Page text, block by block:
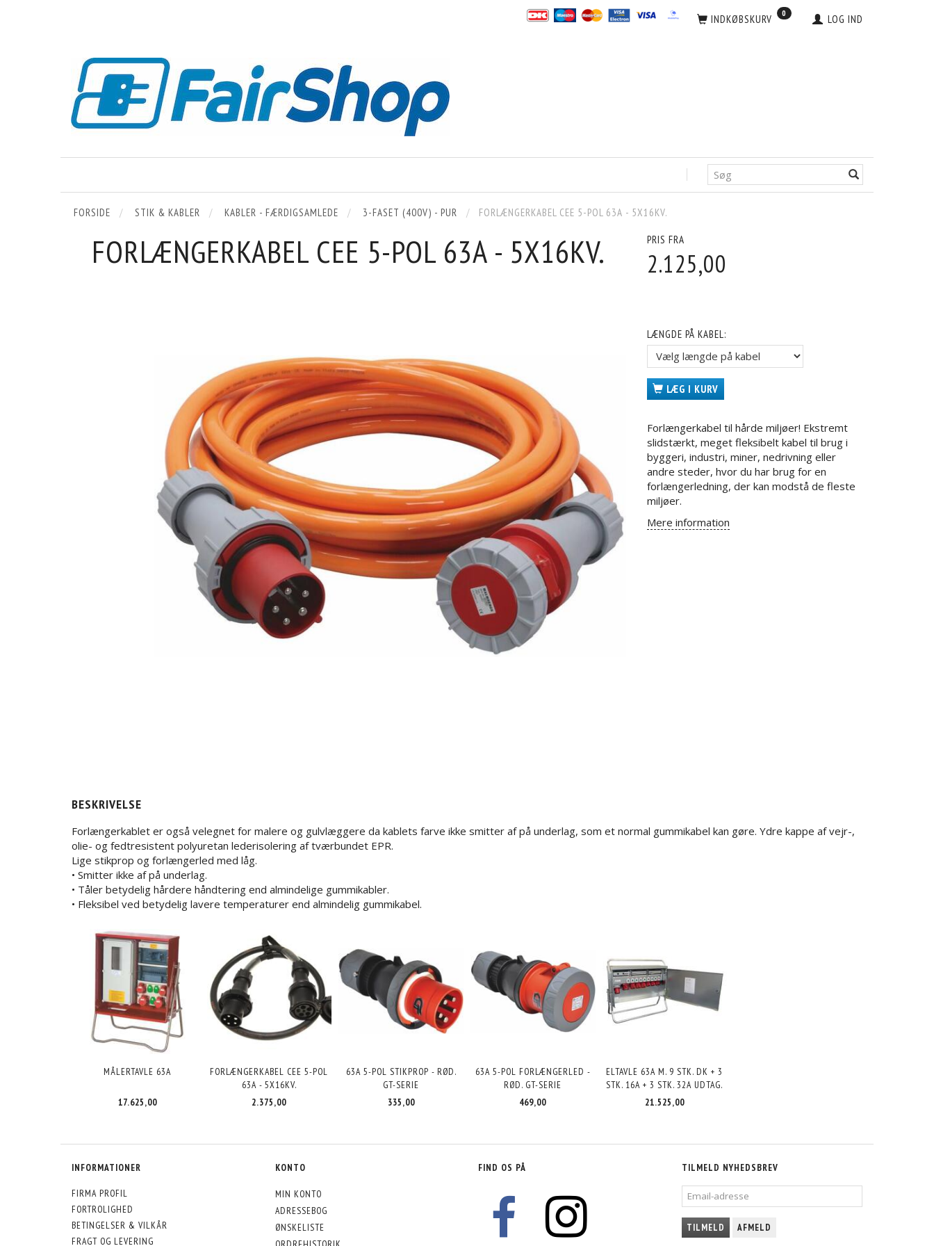
LOG IND
INDKØBSKURV 0
FORSIDE STIK & KABLER KABLER - FÆRDIGSAMLEDE 3-FASET (400V) - PUR FORLÆNGERKABEL CEE 5-POL 63A - 5X16KV.
FORLÆNGERKABEL CEE 5-POL 63A - 5X16KV. PRIS FRA
2.125,00
LÆNGDE PÅ KABEL:
LÆG I KURV
Forlængerkabel til hårde miljøer! Ekstremt
slidstærkt, meget fleksibelt kabel til brug i
byggeri, industri, miner, nedrivning eller
andre steder, hvor du har brug for en
forlængerledning, der kan modstå de fleste
miljøer.
Mere information
BESKRIVELSE
Forlængerkablet er også velegnet for malere og gulvlæggere da kablets farve ikke smitter af på underlag, som et normal gummikabel kan gøre. Ydre kappe af vejr-,
olie- og fedtresistent polyuretan lederisolering af tværbundet EPR.
Lige stikprop og forlængerled med låg.
• Smitter ikke af på underlag.
• Tåler betydelig hårdere håndtering end almindelige gummikabler.
• Fleksibel ved betydelig lavere temperaturer end almindelig gummikabel.
MÅLERTAVLE 63A
17.625,00
FORLÆNGERKABEL CEE 5-POL
63A - 5X16KV.
2.375,00
63A 5-POL STIKPROP - RØD.
GT-SERIE
335,00
63A 5-POL FORLÆNGERLED -
RØD. GT-SERIE
469,00
ELTAVLE 63A M. 9 STK. DK + 3
STK. 16A + 3 STK. 32A UDTAG.
21.525,00
INFORMATIONER
FIRMA PROFIL
FORTROLIGHED
BETINGELSER & VILKÅR
FRAGT OG LEVERING
KONTO
MIN KONTO
ADRESSEBOG
ØNSKELISTE
FIND OS PÅ
TILMELD NYHEDSBREV
EMAIL-
ADRESSE
TILMELD AFMELD